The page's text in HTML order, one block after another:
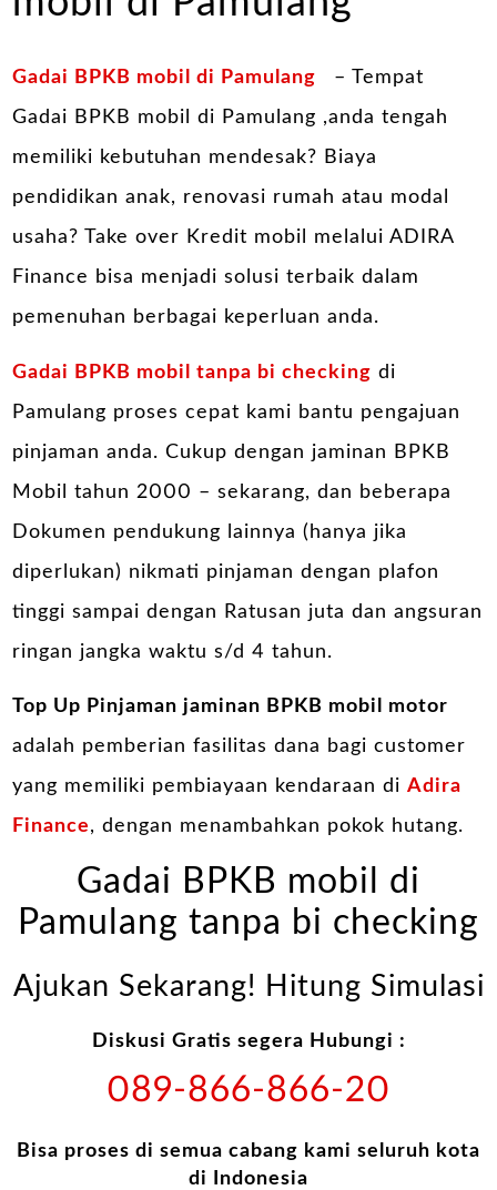
Gadai BPKB mobil di Pamulang
– Tempat
Gadai BPKB mobil di Pamulang ,anda tengah
memiliki kebutuhan mendesak? Biaya
pendidikan anak, renovasi rumah atau modal
usaha? Take over Kredit mobil melalui ADIRA
Finance bisa menjadi solusi terbaik dalam
pemenuhan berbagai keperluan anda.
Gadai BPKB mobil tanpa bi checking di
Pamulang proses cepat kami bantu pengajuan
pinjaman anda. Cukup dengan jaminan BPKB
Mobil tahun 2000 – sekarang, dan beberapa
Dokumen pendukung lainnya (hanya jika
diperlukan) nikmati pinjaman dengan plafon
tinggi sampai dengan Ratusan juta dan angsuran
ringan jangka waktu s/d 4 tahun.
Top Up Pinjaman jaminan BPKB mobil motor
adalah pemberian fasilitas dana bagi customer
yang memiliki pembiayaan kendaraan diAdira
Finance, dengan menambahkan pokok hutang.
Gadai BPKB mobil di
Pamulang tanpa bi checking
Ajukan Sekarang! Hitung Simulasi
Diskusi Gratis segera Hubungi :
089-866-866-20
Bisa proses di semua cabang kami seluruh kota
di Indonesia